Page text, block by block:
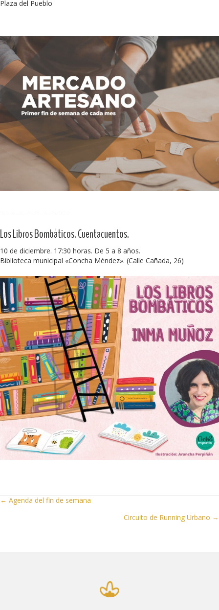
Plaza del Pueblo
—————————–
Los Libros Bombáticos. Cuentacuentos.
10 de diciembre. 17:30 horas. De 5 a 8 años.
Biblioteca municipal «Concha Méndez». (Calle Cañada, 26)
Posts
← Agenda del fin de semana
Circuito de Running Urbano →